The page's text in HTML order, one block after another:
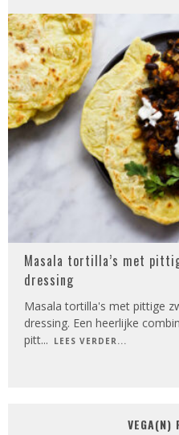
Masala tortilla’s met
dressing
Masala tortilla's met pittige
dressing. Een heerlijke
pitt... LEES VERDER...
VEGA(N)